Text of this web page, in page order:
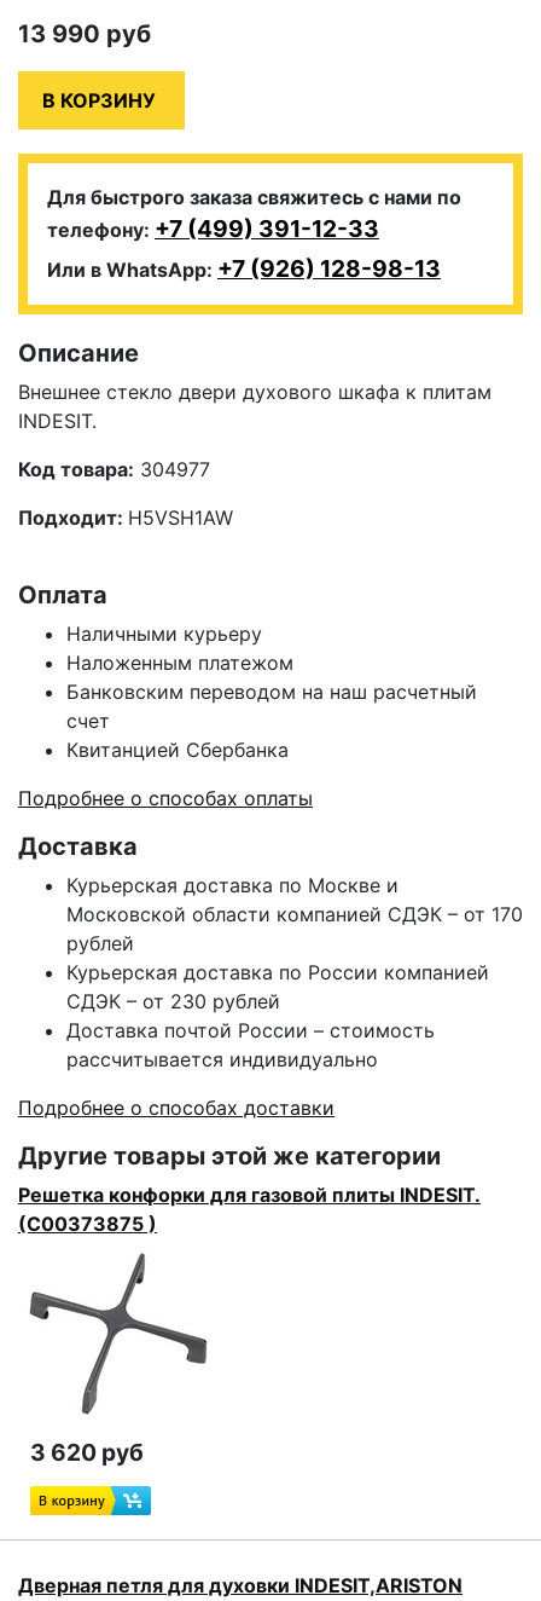
13 990 руб
Для быстрого заказа свяжитесь с нами по
телефону: +7 (499) 391-12-33
Или в WhatsApp: +7 (926) 128-98-13
Описание
Внешнее стекло двери духового шкафа к плитам
INDESIT.
Код товара: 304977
Подходит: H5VSH1AW
Оплата
Наличными курьеру
Наложенным платежом
Банковским переводом на наш расчетный
счет
Квитанцией Сбербанка
Подробнее о способах оплаты
Доставка
Курьерская доставка по Москве и
Московской области компанией СДЭК – от 170
рублей
Курьерская доставка по России компанией
СДЭК – от 230 рублей
Доставка почтой России – стоимость
рассчитывается индивидуально
Подробнее о способах доставки
Другие товары этой же категории
Решетка конфорки для газовой плиты INDESIT.
(C00373875 )
3 620 руб
Дверная петля для духовки INDESIT,ARISTON